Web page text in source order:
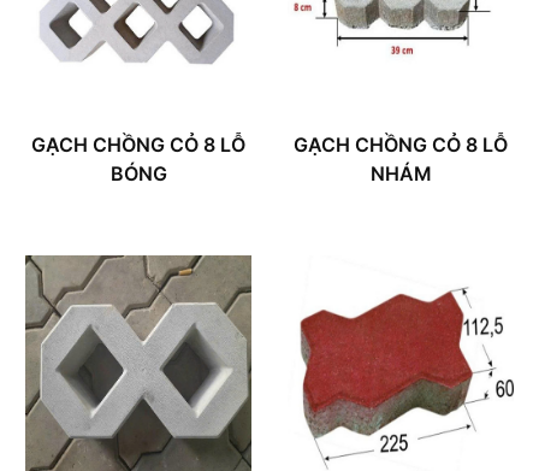
GẠCH CHỒNG CỎ 8 LỖ
BÓNG
GẠCH CHỒNG CỎ 8 LỖ
NHÁM